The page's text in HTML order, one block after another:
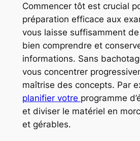
Commencer tôt est crucial
préparation efficace aux
vous laisse suffisamment
bien comprendre et
informations. Sans
vous concentrer
maîtrise des concepts. Par
planifier votre programme
et diviser le matériel en
et gérables.